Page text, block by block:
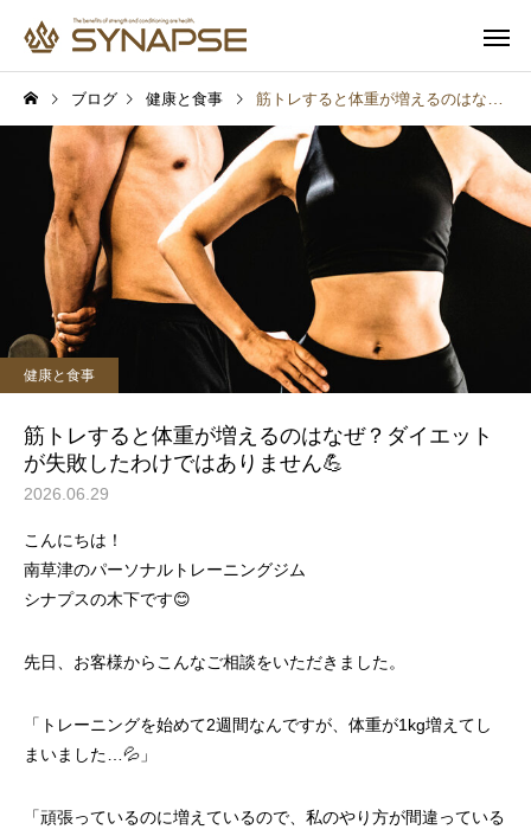
寄り添うサポート 多彩なオプ
通勤前でも安心 子供も一緒
健康と食事
プロテインを飲めば筋肉は
つく？実は多くの人が勘違
いしていること
健康と食事
汗をかけば脂肪は燃え
実は多くの人が勘違い
いること
ブログ 健康と食事 筋トレすると体重が増えるのはなぜ？ダイエットが失敗したわけではありません💪
健康と食事
筋トレすると体重が増えるのはなぜ？ダイエット
が失敗したわけではありません💪
2026.06.29
こんにちは！
南草津のパーソナルトレーニングジム
シナプスの木下です😊
先日、お客様からこんなご相談をいただきました。
「トレーニングを始めて2週間なんですが、体重が1kg増えてし
まいました…💦」
「頑張っているのに増えているので、私のやり方が間違っている